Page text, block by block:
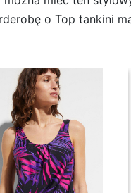
o Top tankini